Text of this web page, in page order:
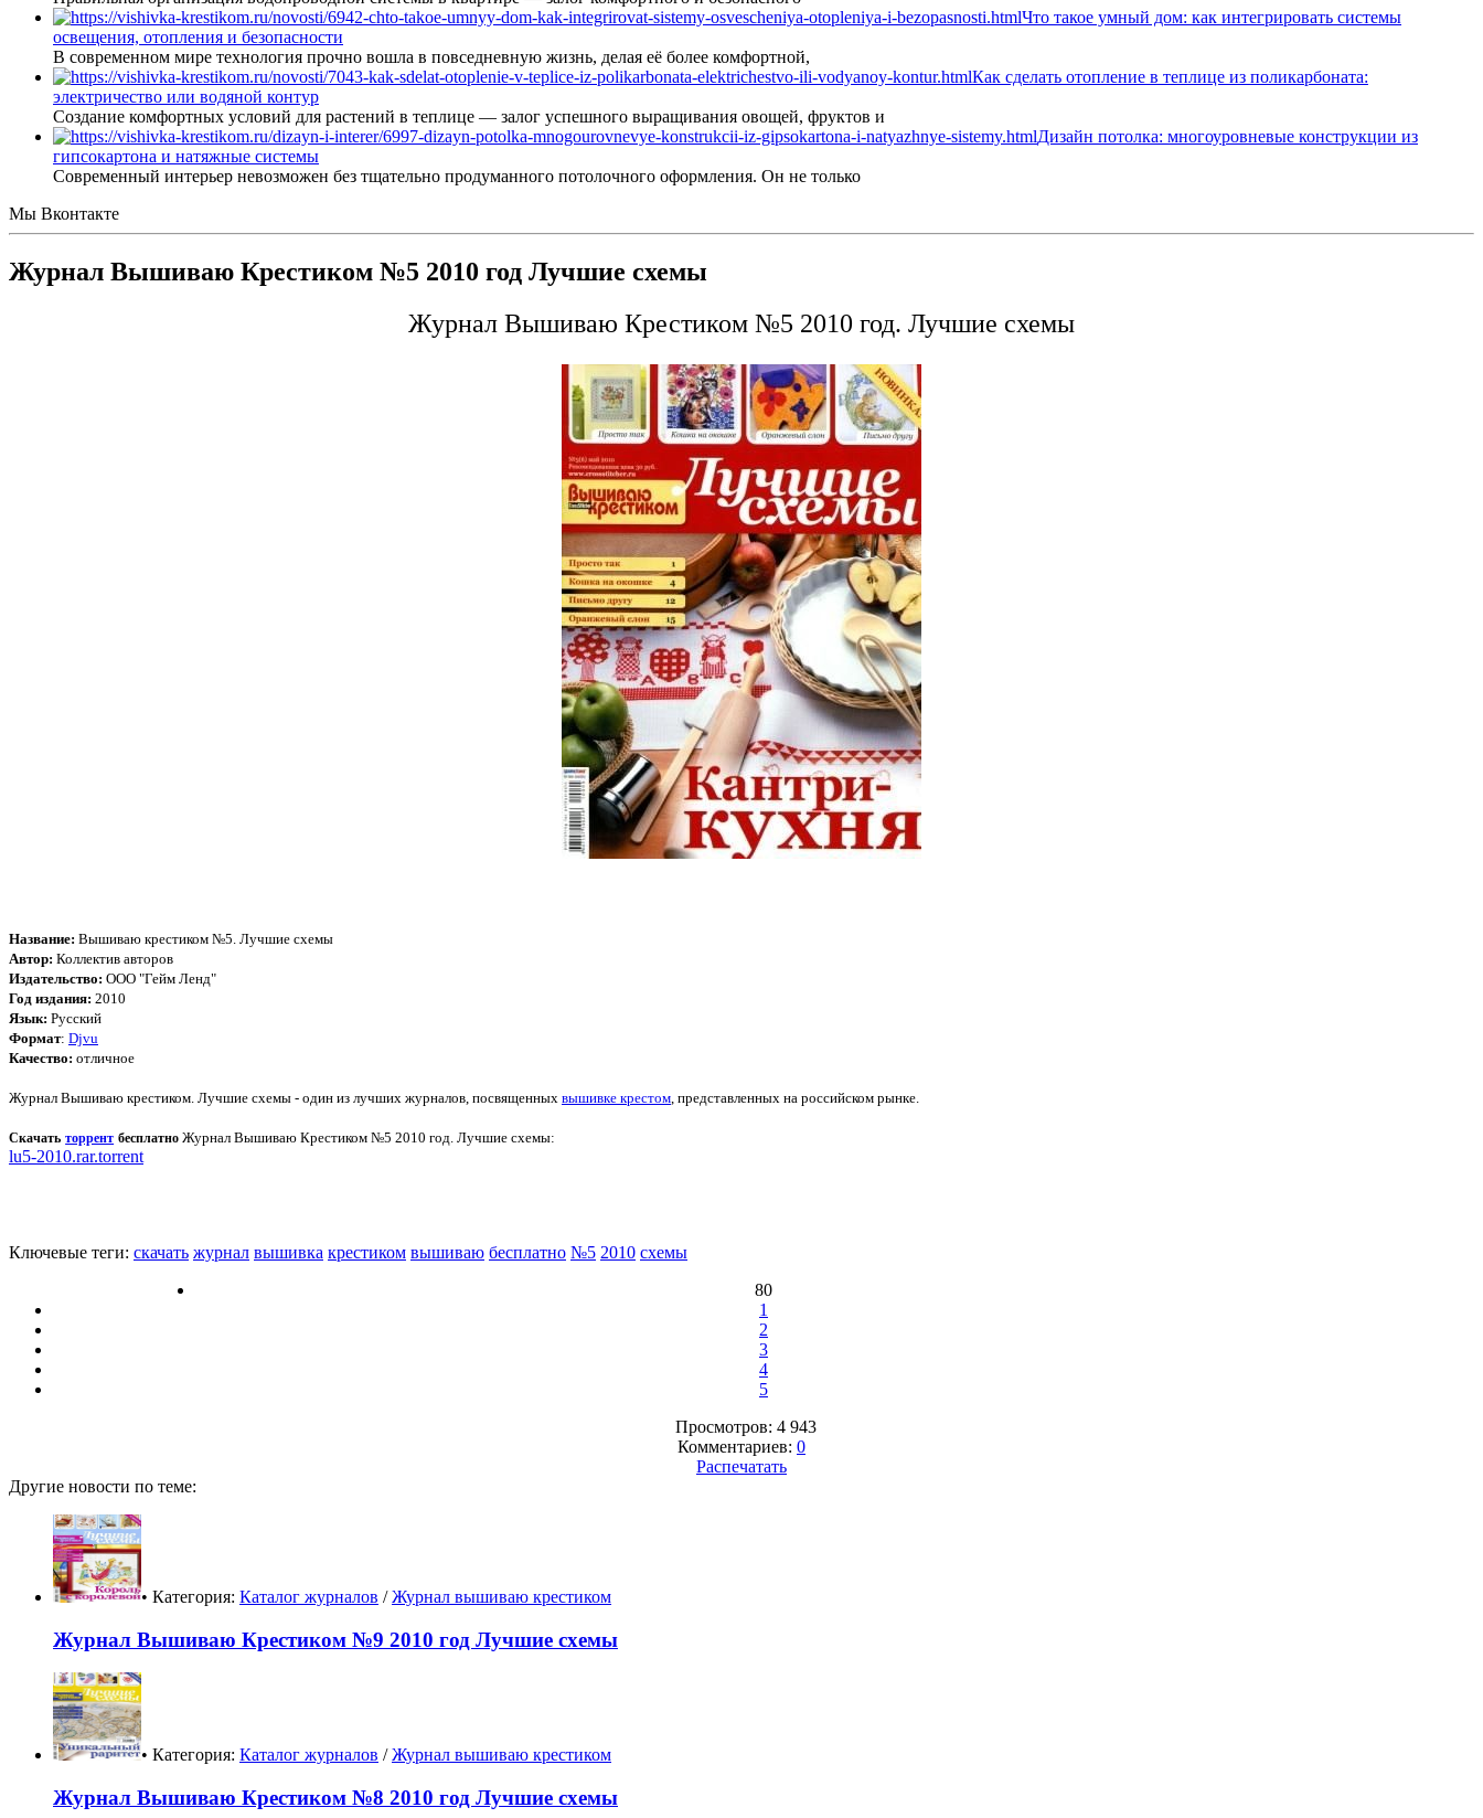
Что такое умный дом: как интегрировать системы
освещения, отопления и безопасности
В современном мире технология прочно вошла в повседневную жизнь, делая её более комфортной,
Как сделать отопление в теплице из поликарбоната:
электричество или водяной контур
Создание комфортных условий для растений в теплице — залог успешного выращивания овощей, фруктов и
Дизайн потолка: многоуровневые конструкции из
гипсокартона и натяжные системы
Современный интерьер невозможен без тщательно продуманного потолочного оформления. Он не только
Мы Вконтакте
Журнал Вышиваю Крестиком №5 2010 год Лучшие схемы
Журнал Вышиваю Крестиком №5 2010 год. Лучшие схемы
Название: Вышиваю крестиком №5. Лучшие схемы
Автор: Коллектив авторов
Издательство: ООО "Гейм Ленд"
Год издания: 2010
Язык: Русский
Формат: Djvu
Качество: отличное
Журнал Вышиваю крестиком. Лучшие схемы - один из лучших журналов, посвященных вышивке крестом , представленных на российском рынке.
Скачатьторрент бесплатно Журнал Вышиваю Крестиком №5 2010 год. Лучшие схемы:
lu5-2010.rar.torrent
Ключевые теги: скачать журнал вышивка крестиком вышиваю бесплатно №5 2010 схемы
80
1
2
3
4
5
Просмотров: 4 943
Комментариев: 0
Распечатать
Другие новости по теме:
• Категория: Каталог журналов /Журнал вышиваю крестиком
Журнал Вышиваю Крестиком №9 2010 год Лучшие схемы
• Категория: Каталог журналов /Журнал вышиваю крестиком
Журнал Вышиваю Крестиком №8 2010 год Лучшие схемы